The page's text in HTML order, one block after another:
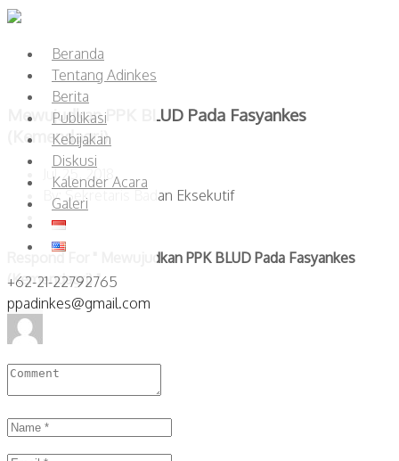
Beranda
Tentang Adinkes
Berita
Publikasi
Kebijakan
Diskusi
Kalender Acara
Galeri
+62-21-22792765
ppadinkes@gmail.com
Mewujudkan PPK BLUD Pada Fasyankes
(Kemendagri)
Jul 25, 2018
By: Sekretaris Badan Eksekutif
Respond For " Mewujudkan PPK BLUD Pada Fasyankes
(Kemendagri) "